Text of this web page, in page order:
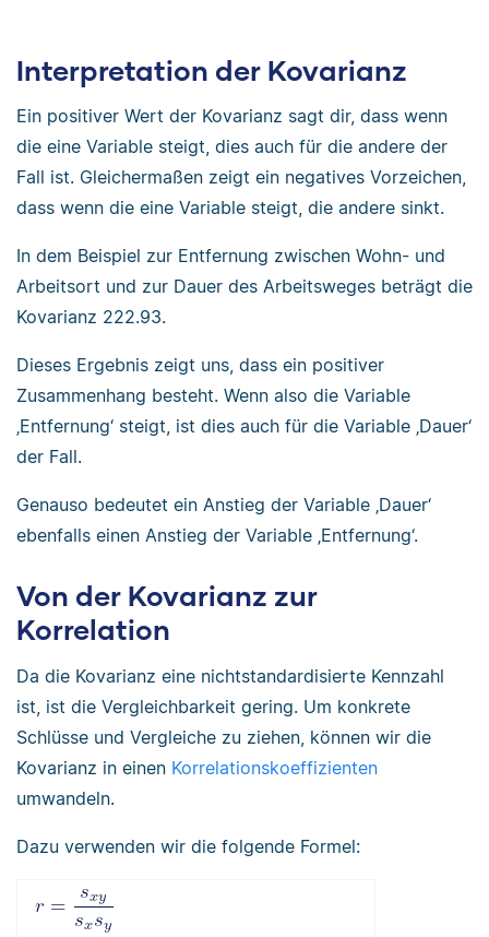
Interpretation der Kovarianz
Ein positiver Wert der Kovarianz sagt dir, dass wenn
die eine Variable steigt, dies auch für die andere der
Fall ist. Gleichermaßen zeigt ein negatives Vorzeichen,
dass wenn die eine Variable steigt, die andere sinkt.
In dem Beispiel zur Entfernung zwischen Wohn- und
Arbeitsort und zur Dauer des Arbeitsweges beträgt die
Kovarianz 222.93.
Dieses Ergebnis zeigt uns, dass ein positiver
Zusammenhang besteht. Wenn also die Variable
‚Entfernung‘ steigt, ist dies auch für die Variable ‚Dauer‘
der Fall.
Genauso bedeutet ein Anstieg der Variable ‚Dauer‘
ebenfalls einen Anstieg der Variable ‚Entfernung‘.
Von der Kovarianz zur
Korrelation
Da die Kovarianz eine nichtstandardisierte Kennzahl
ist, ist die Vergleichbarkeit gering. Um konkrete
Schlüsse und Vergleiche zu ziehen, können wir die
Kovarianz in einen Korrelationskoeffizienten
umwandeln.
Dazu verwenden wir die folgende Formel: